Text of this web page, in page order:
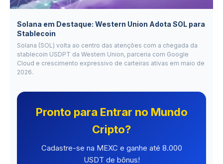
Solana em Destaque: Western Union Adota SOL para
Stablecoin
Solana (SOL) volta ao centro das atenções com a chegada da
stablecoin USDPT da Western Union, parceria com Google
Cloud e crescimento expressivo de carteiras ativas em maio de
2026.
Pronto para Entrar no Mundo
Cripto?
Cadastre-se na MEXC e ganhe até 8.000
USDT de bônus!